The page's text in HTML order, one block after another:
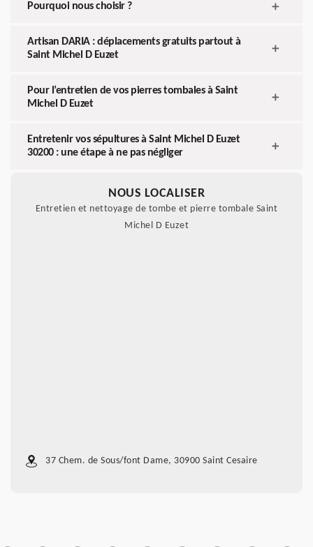
Pourquoi nous choisir ?
Artisan DARIA : déplacements gratuits partout à
Saint Michel D Euzet
Pour l’entretien de vos pierres tombales à Saint
Michel D Euzet
Entretenir vos sépultures à Saint Michel D Euzet
30200 : une étape à ne pas négliger
NOUS LOCALISER
Entretien et nettoyage de tombe et pierre tombale Saint
Michel D Euzet
37 Chem. de Sous/font Dame, 30900 Saint Cesaire